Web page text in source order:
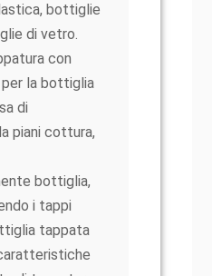
bottiglie
di vetro.
con
la bottiglia
di
piani cottura,
bottiglia,
i tappi
tappata